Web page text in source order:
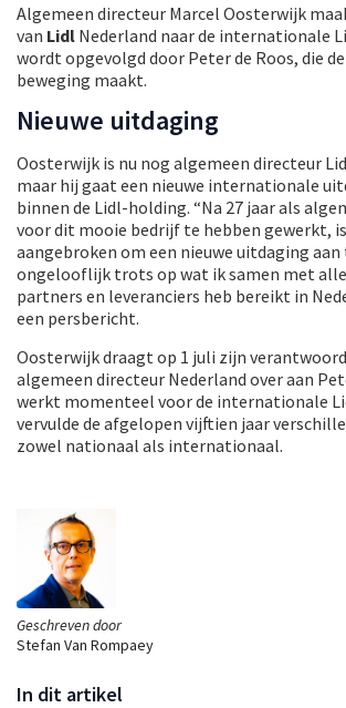
Geschreven door
Stefan Van Rompaey
In dit artikel
Algemeen directeur Marcel Oosterwijk
van Lidl Nederland naar de internationale
wordt opgevolgd door Peter de Roos, die
beweging maakt.
Nieuwe uitdaging
Oosterwijk is nu nog algemeen directeur
maar hij gaat een nieuwe internationale
binnen de Lidl-holding. “Na 27 jaar als
voor dit mooie bedrijf te hebben gewerkt,
aangebroken om een nieuwe uitdaging aan
ongelooflijk trots op wat ik samen met alle
partners en leveranciers heb bereikt in
een persbericht.
Oosterwijk draagt op 1 juli zijn
algemeen directeur Nederland over aan
werkt momenteel voor de internationale
vervulde de afgelopen vijftien jaar
zowel nationaal als internationaal.